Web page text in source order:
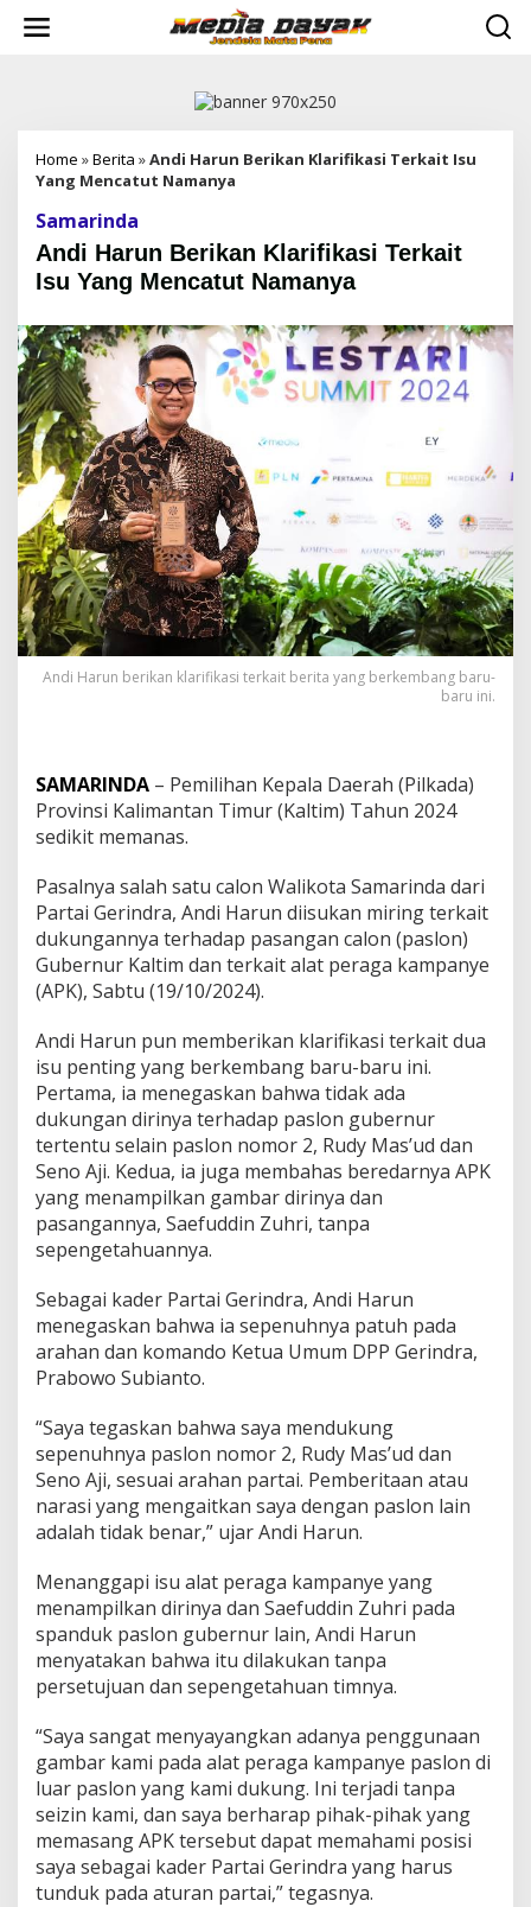
Home »Berita »Andi Harun Berikan Klarifikasi Terkait Isu
Yang Mencatut Namanya
Samarinda
Andi Harun Berikan Klarifikasi Terkait
Isu Yang Mencatut Namanya
Andi Harun berikan klarifikasi terkait berita yang berkembang baru-
baru ini.
SAMARINDA – Pemilihan Kepala Daerah (Pilkada)
Provinsi Kalimantan Timur (Kaltim) Tahun 2024
sedikit memanas.
Pasalnya salah satu calon Walikota Samarinda dari
Partai Gerindra, Andi Harun diisukan miring terkait
dukungannya terhadap pasangan calon (paslon)
Gubernur Kaltim dan terkait alat peraga kampanye
(APK), Sabtu (19/10/2024).
Andi Harun pun memberikan klarifikasi terkait dua
isu penting yang berkembang baru-baru ini.
Pertama, ia menegaskan bahwa tidak ada
dukungan dirinya terhadap paslon gubernur
tertentu selain paslon nomor 2, Rudy Mas’ud dan
Seno Aji. Kedua, ia juga membahas beredarnya APK
yang menampilkan gambar dirinya dan
pasangannya, Saefuddin Zuhri, tanpa
sepengetahuannya.
Sebagai kader Partai Gerindra, Andi Harun
menegaskan bahwa ia sepenuhnya patuh pada
arahan dan komando Ketua Umum DPP Gerindra,
Prabowo Subianto.
“Saya tegaskan bahwa saya mendukung
sepenuhnya paslon nomor 2, Rudy Mas’ud dan
Seno Aji, sesuai arahan partai. Pemberitaan atau
narasi yang mengaitkan saya dengan paslon lain
adalah tidak benar,” ujar Andi Harun.
Menanggapi isu alat peraga kampanye yang
menampilkan dirinya dan Saefuddin Zuhri pada
spanduk paslon gubernur lain, Andi Harun
menyatakan bahwa itu dilakukan tanpa
persetujuan dan sepengetahuan timnya.
“Saya sangat menyayangkan adanya penggunaan
gambar kami pada alat peraga kampanye paslon di
luar paslon yang kami dukung. Ini terjadi tanpa
seizin kami, dan saya berharap pihak-pihak yang
memasang APK tersebut dapat memahami posisi
saya sebagai kader Partai Gerindra yang harus
tunduk pada aturan partai,” tegasnya.